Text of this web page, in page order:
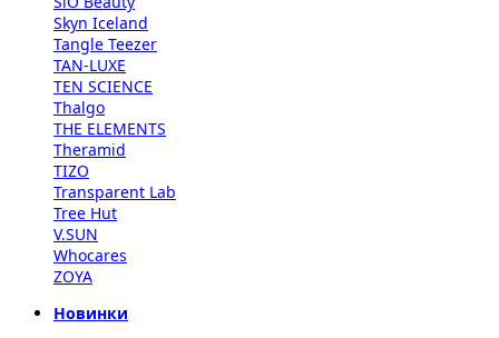
Skyn Iceland
Tangle Teezer
TAN-LUXE
TEN SCIENCE
Thalgo
THE ELEMENTS
Theramid
TIZO
Transparent Lab
Tree Hut
V.SUN
Whocares
ZOYA
Новинки